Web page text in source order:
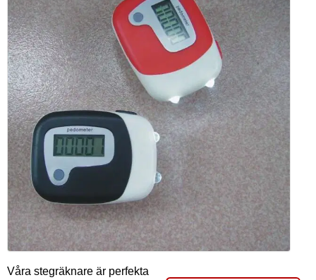
Våra stegräknare är perfekta